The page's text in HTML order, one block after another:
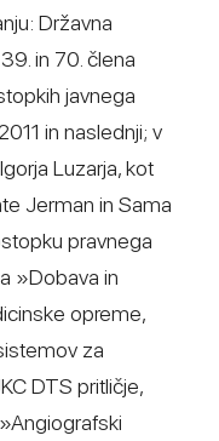
Državna
in 70. člena
javnega
in naslednji; v
Luzarja, kot
Jerman in Sama
pravnega
»Dobava in
opreme,
za
DTS pritličje,